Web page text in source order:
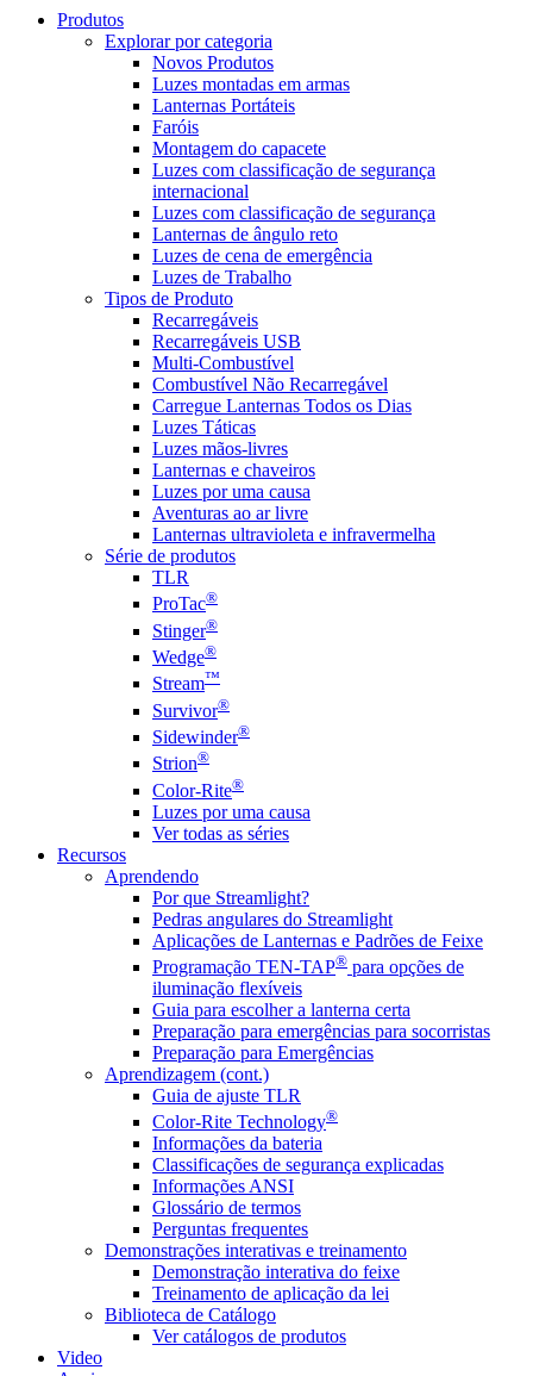
Produtos
Explorar por categoria
Novos Produtos
Luzes montadas em armas
Lanternas Portáteis
Faróis
Montagem do capacete
Luzes com classificação de segurança
internacional
Luzes com classificação de segurança
Lanternas de ângulo reto
Luzes de cena de emergência
Luzes de Trabalho
Tipos de Produto
Recarregáveis
Recarregáveis USB
Multi-Combustível
Combustível Não Recarregável
Carregue Lanternas Todos os Dias
Luzes Táticas
Luzes mãos-livres
Lanternas e chaveiros
Luzes por uma causa
Aventuras ao ar livre
Lanternas ultravioleta e infravermelha
Série de produtos
TLR
ProTac®
Stinger®
Wedge®
Stream™
Survivor®
Sidewinder®
Strion®
Color-Rite®
Luzes por uma causa
Ver todas as séries
Recursos
Aprendendo
Por que Streamlight?
Pedras angulares do Streamlight
Aplicações de Lanternas e Padrões de Feixe
Programação TEN-TAP® para opções de
iluminação flexíveis
Guia para escolher a lanterna certa
Preparação para emergências para socorristas
Preparação para Emergências
Aprendizagem (cont.)
Guia de ajuste TLR
Color-Rite Technology®
Informações da bateria
Classificações de segurança explicadas
Informações ANSI
Glossário de termos
Perguntas frequentes
Demonstrações interativas e treinamento
Demonstração interativa do feixe
Treinamento de aplicação da lei
Biblioteca de Catálogo
Ver catálogos de produtos
Video